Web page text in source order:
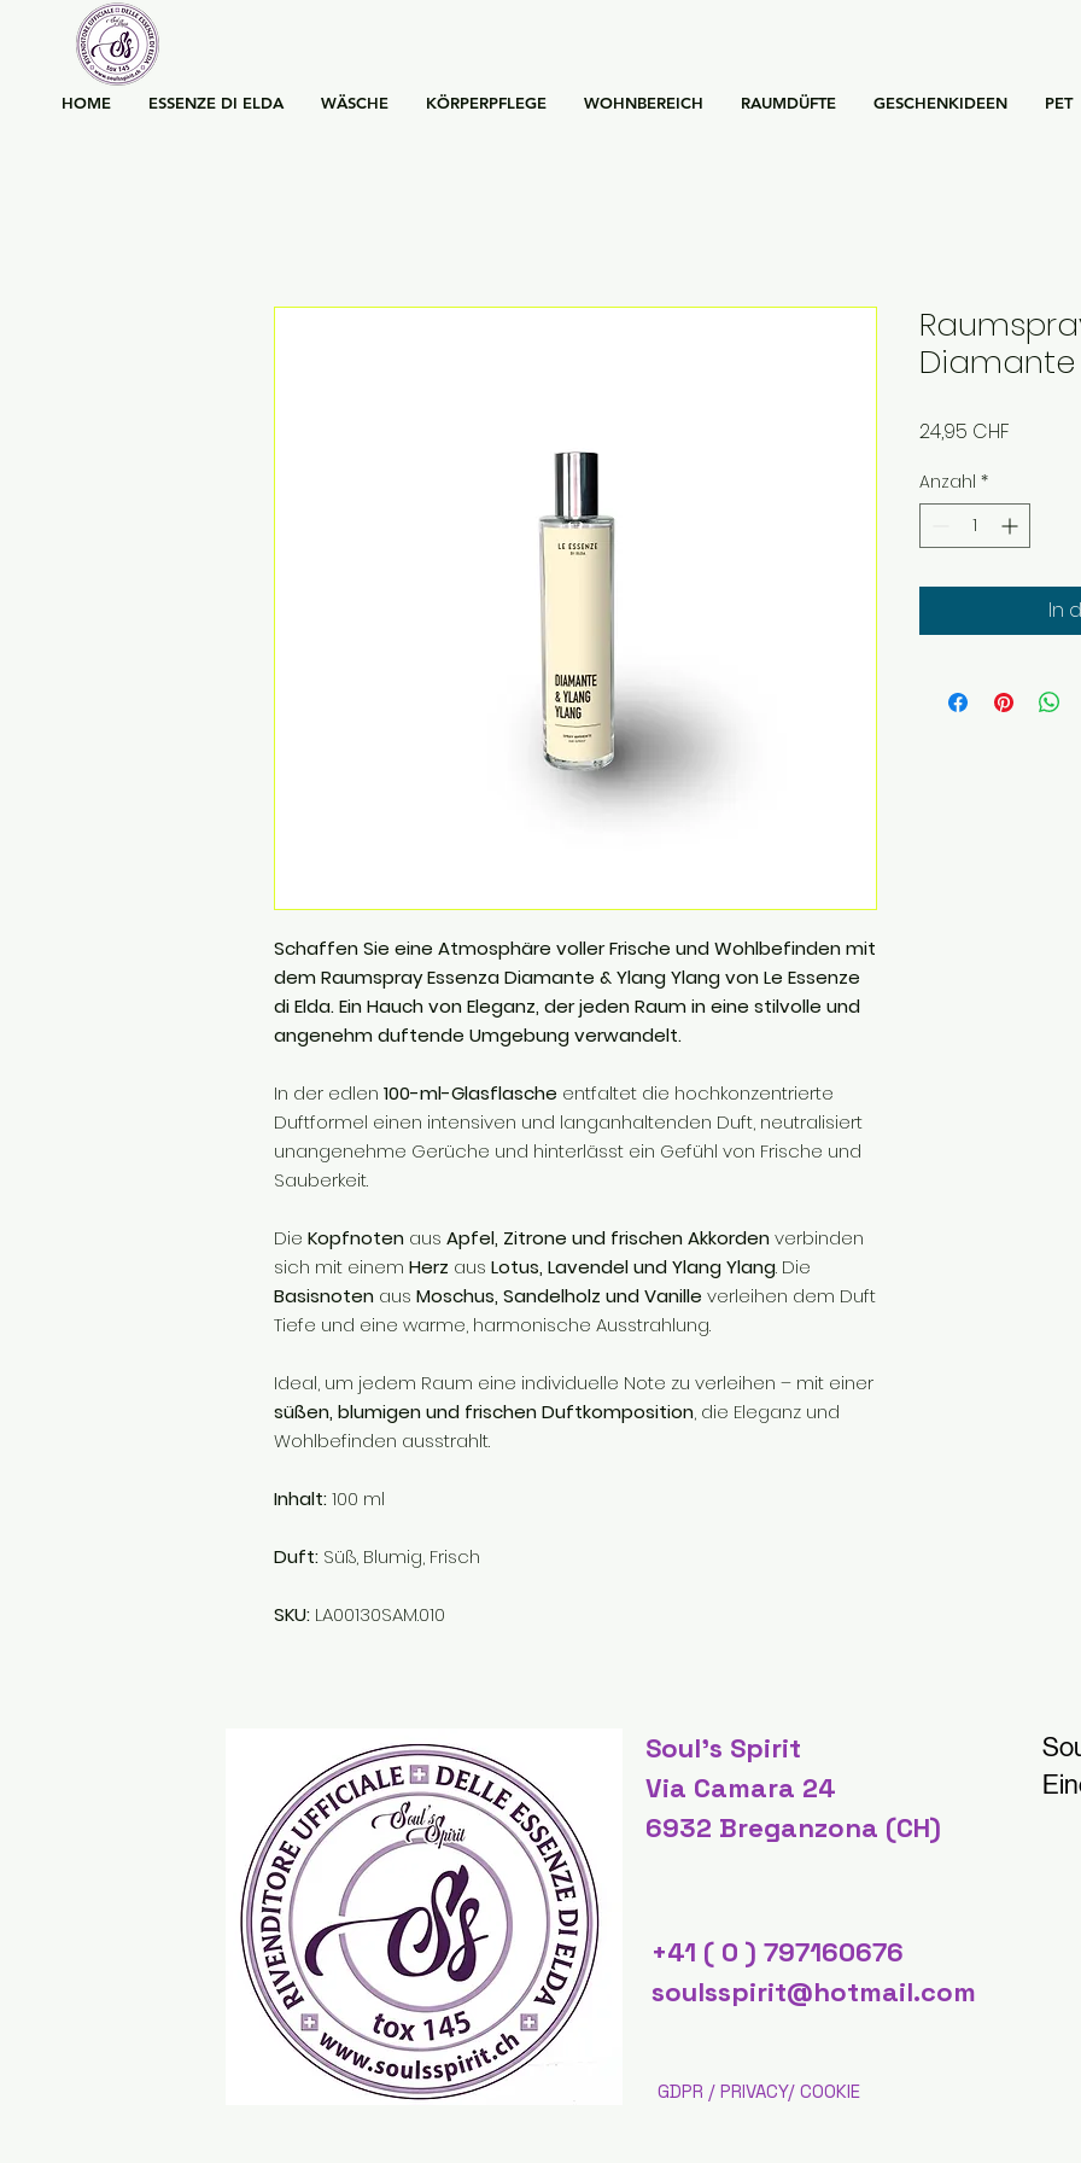
HOME ESSENZE DI ELDA WÄSCHE KÖRPERPFLEGE WOHNBEREICH RAUMDÜFTE GESCHENKIDEEN PET
Schaffen Sie eine Atmosphäre voller Frische und Wohlbefinden mit
dem Raumspray Essenza Diamante & Ylang Ylang von Le Essenze
di Elda. Ein Hauch von Eleganz, der jeden Raum in eine stilvolle und
angenehm duftende Umgebung verwandelt.
In der edlen 100-ml-Glasflasche entfaltet die hochkonzentrierte
Duftformel einen intensiven und langanhaltenden Duft, neutralisiert
unangenehme Gerüche und hinterlässt ein Gefühl von Frische und
Sauberkeit.
Die Kopfnoten aus Apfel, Zitrone und frischen Akkordenverbinden
sich mit einem Herz aus Lotus, Lavendel und Ylang Ylang. Die
Basisnoten aus Moschus, Sandelholz und Vanille verleihen dem Duft
Tiefe und eine warme, harmonische Ausstrahlung.
Ideal, um jedem Raum eine individuelle Note zu verleihen – mit einer
süßen, blumigen und frischen Duftkomposition, die Eleganz und
Wohlbefinden ausstrahlt.
Inhalt:100 ml
Duft: Süß, Blumig, Frisch
SKU: LA00130SAM.010
Diamante
24,95 CHF
Anzahl *
In
Soul's Spirit
Via Camara 24
6932 Breganzona (CH)
+41 ( 0 ) 797160676
soulsspirit@hotmail.com
GDPR / PRIVACY/ COOKIE